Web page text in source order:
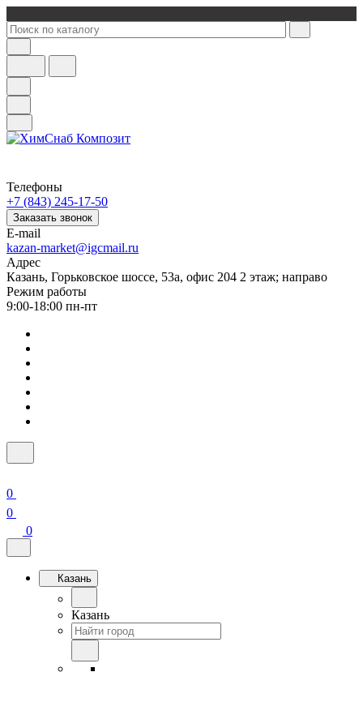
Телефоны
+7 (843) 245-17-50
Заказать звонок
E-mail
kazan-market@igcmail.ru
Адрес
Казань, ​Горьковское шоссе, 53а, офис 204 2 этаж; направо
Режим работы
9:00-18:00 пн-пт
0
0
0
Казань
Казань